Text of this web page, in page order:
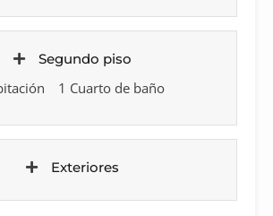
Segundo piso
1 Cuarto de baño
Exteriores